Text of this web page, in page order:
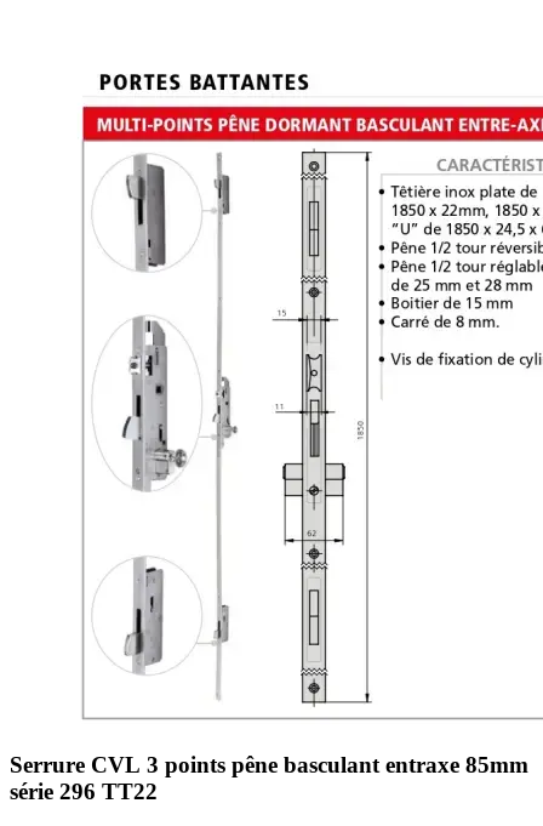
Serrure CVL 3 points pêne basculant entraxe 85mm
série 296 TT22